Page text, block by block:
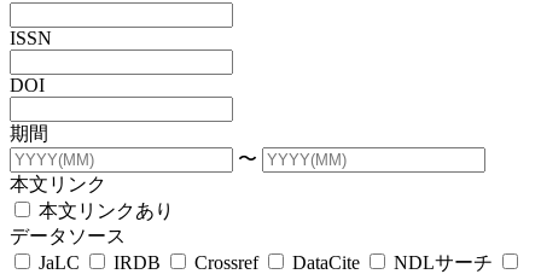
ISSN
DOI
期間
〜
本文リンク
本文リンクあり
データソース
JaLC
IRDB Crossref DataCite
NDLサーチ